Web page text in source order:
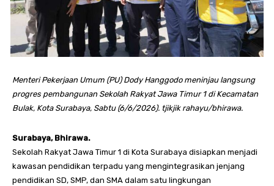
Menteri Pekerjaan Umum (PU) Dody Hanggodo meninjau langsung
progres pembangunan Sekolah Rakyat Jawa Timur 1 di Kecamatan
Bulak, Kota Surabaya, Sabtu (6/6/2026). tjikjik rahayu/bhirawa.
Surabaya, Bhirawa.
Sekolah Rakyat Jawa Timur 1 di Kota Surabaya disiapkan menjadi
kawasan pendidikan terpadu yang mengintegrasikan jenjang
pendidikan SD, SMP, dan SMA dalam satu lingkungan